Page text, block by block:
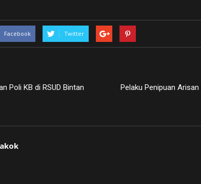
Facebook Twitter
Poli KB di RSUD Bintan
Pelaku Penipuan
akok